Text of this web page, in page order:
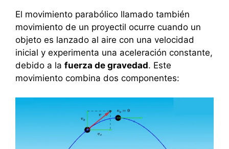
El movimiento parabólico llamado también
movimiento de un proyectil ocurre cuando un
objeto es lanzado al aire con una velocidad
inicial y experimenta una aceleración constante,
debido a la fuerza de gravedad. Este
movimiento combina dos componentes: